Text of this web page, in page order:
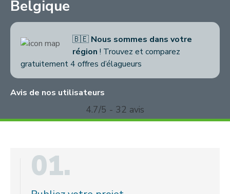
Belgique
🇧🇪 Nous sommes dans votre
région ! Trouvez et comparez
gratuitement 4 offres d’élagueurs
Avis de nos utilisateurs
4.7/5 - 32 avis
01.